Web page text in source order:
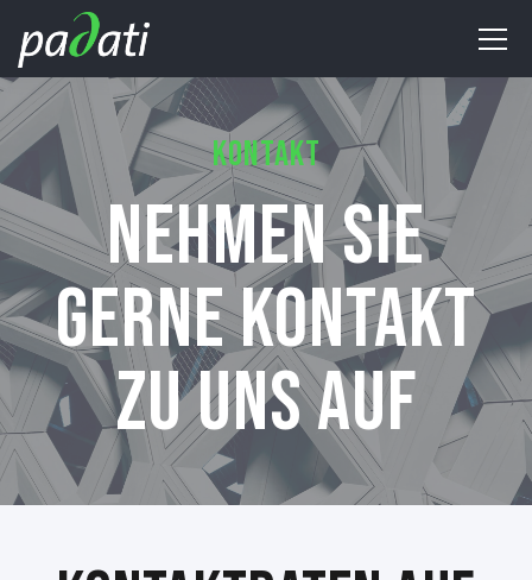
KONTAKT
NEHMEN SIE
GERNE KONTAKT
ZU UNS AUF